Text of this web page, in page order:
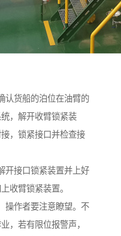
认货船的泊位在油臂的
，解开收臂锁紧装
，锁紧接口并检查接
开接口锁紧装置并上好
收臂锁紧装置。
操作者要注意瞭望。不
，若有限位报警声，